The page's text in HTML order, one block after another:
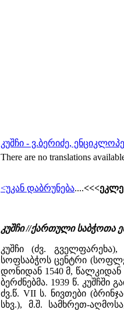
კუშჩი - ვ.ბერიძე,
There are no translations
<უკან დაბრუნება....
კუშჩი //ქართული საბჭოთა
კუშჩი (ძვ.
სოფსაბჭოს ცენტრი
დონიდან 1540 მ, წალკიდან
ბერძნებმა. 1939 წ.
ძვ.წ. VII ს. ნივთები
სხვ.), მ.შ. სამხრეთ-